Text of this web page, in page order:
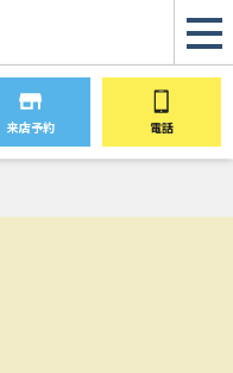
来店予約 電話